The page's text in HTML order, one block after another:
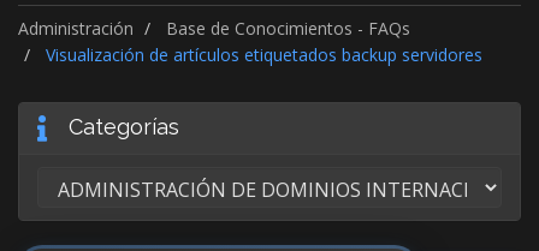
Administración
Base de Conocimientos - FAQs
Visualización de artículos etiquetados backup servidores
Categorías